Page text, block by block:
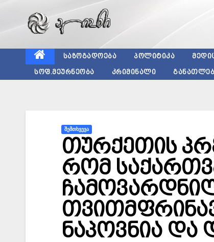
ᲡᲐᲖᲝᲒᲐᲓᲝᲔᲑᲐ ᲞᲝᲚᲘᲢᲘᲙᲐ
ᲡᲝᲤ.ᲛᲔᲣᲠᲜᲔᲝᲑᲐ ᲙᲠᲘᲛᲘᲜᲐᲚᲘ
ᲨᲔᲛᲗᲮᲕᲔᲕᲐ
თურქეთის
რომ
ნაპოვნია და